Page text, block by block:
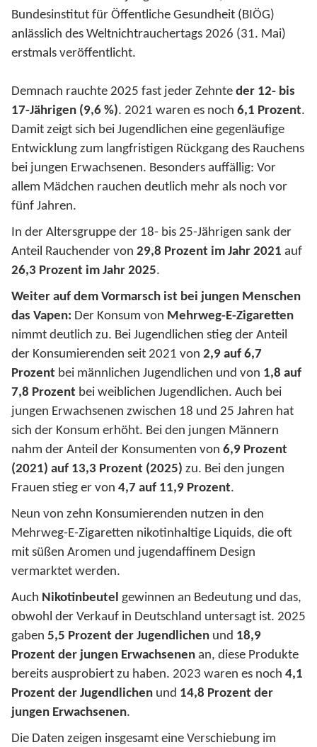
Bundesinstitut für Öffentliche Gesundheit (BIÖG)
anlässlich des Weltnichtrauchertags 2026 (31. Mai)
erstmals veröffentlicht.
Demnach rauchte 2025 fast jeder Zehnte der 12- bis
17-Jährigen (9,6 %). 2021 waren es noch 6,1 Prozent.
Damit zeigt sich bei Jugendlichen eine gegenläufige
Entwicklung zum langfristigen Rückgang des Rauchens
bei jungen Erwachsenen. Besonders auffällig: Vor
allem Mädchen rauchen deutlich mehr als noch vor
fünf Jahren.
In der Altersgruppe der 18- bis 25-Jährigen sank der
Anteil Rauchender von 29,8 Prozent im Jahr 2021 auf
26,3 Prozent im Jahr 2025.
Weiter auf dem Vormarsch ist bei jungen Menschen
das Vapen: Der Konsum von Mehrweg-E-Zigaretten
nimmt deutlich zu. Bei Jugendlichen stieg der Anteil
der Konsumierenden seit 2021 von 2,9 auf 6,7
Prozent bei männlichen Jugendlichen und von 1,8 auf
7,8 Prozent bei weiblichen Jugendlichen. Auch bei
jungen Erwachsenen zwischen 18 und 25 Jahren hat
sich der Konsum erhöht. Bei den jungen Männern
nahm der Anteil der Konsumenten von 6,9 Prozent
(2021) auf 13,3 Prozent (2025) zu. Bei den jungen
Frauen stieg er von 4,7 auf 11,9 Prozent.
Neun von zehn Konsumierenden nutzen in den
Mehrweg-E-Zigaretten nikotinhaltige Liquids, die oft
mit süßen Aromen und jugendaffinem Design
vermarktet werden.
Auch Nikotinbeutel gewinnen an Bedeutung und das,
obwohl der Verkauf in Deutschland untersagt ist. 2025
gaben 5,5 Prozent der Jugendlichen und 18,9
Prozent der jungen Erwachsenen an, diese Produkte
bereits ausprobiert zu haben. 2023 waren es noch 4,1
Prozent der Jugendlichen und 14,8 Prozent der
jungen Erwachsenen.
Die Daten zeigen insgesamt eine Verschiebung im